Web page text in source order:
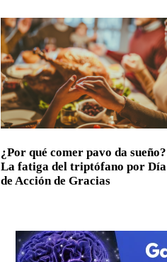
¿Por qué comer pavo da sueño?
La fatiga del triptófano por Día
de Acción de Gracias